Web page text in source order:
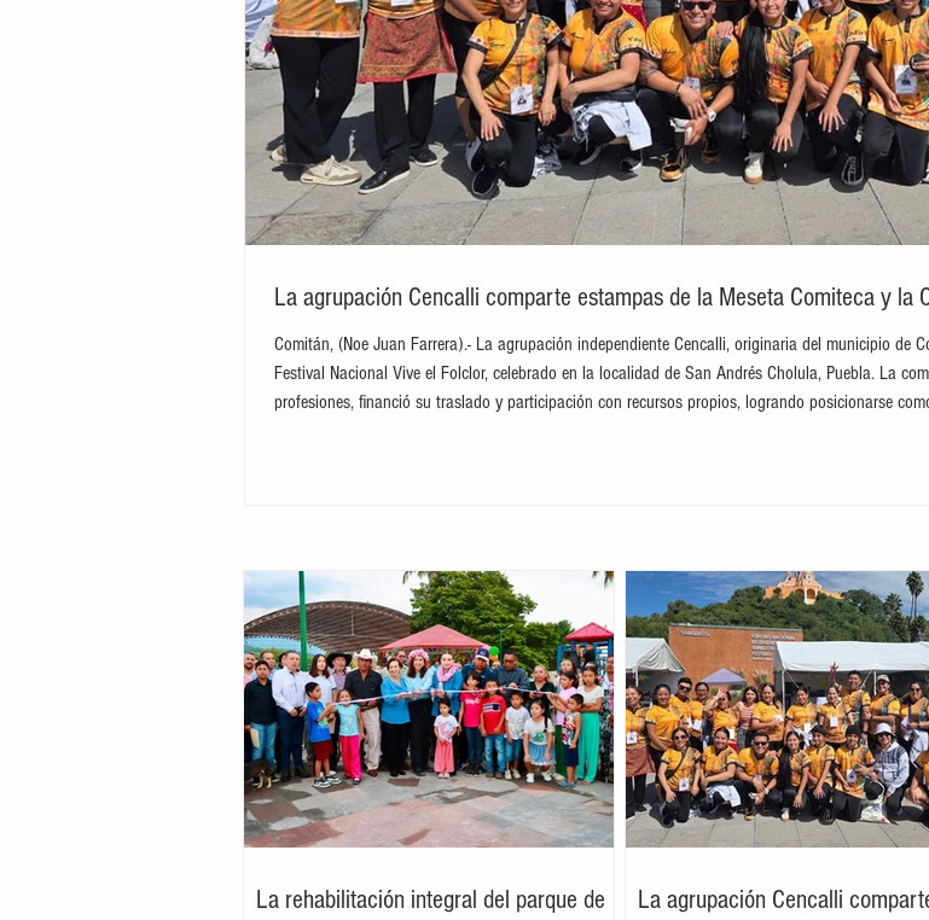
La agrupación Cencalli comparte estampas de la Meseta Comiteca y la
Comitán, (Noe Juan Farrera).- La agrupación independiente Cencalli, originaria del municipio de
Festival Nacional Vive el Folclor, celebrado en la localidad de San Andrés Cholula, Puebla. La
profesiones, financió su traslado y participación con recursos propios, logrando posicionarse
La rehabilitación integral del parque de
La agrupación Cencalli